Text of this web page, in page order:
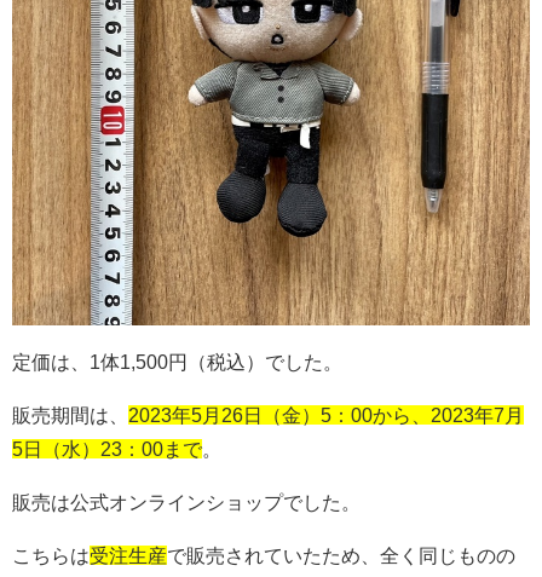
定価は、 1体1,500円（税込）でした。
販売期間は、 2023年5月26日（金）5：00から、2023年7月
5日（水）23：00まで。
販売は公式オンラインショップでした。
こちらは受注生産で販売されていたため、全く同じものの